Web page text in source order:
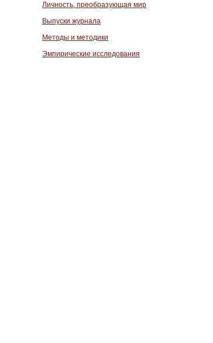
Личность, преобразующая мир
Выпуски журнала
Методы и методики
Эмпирические исследования